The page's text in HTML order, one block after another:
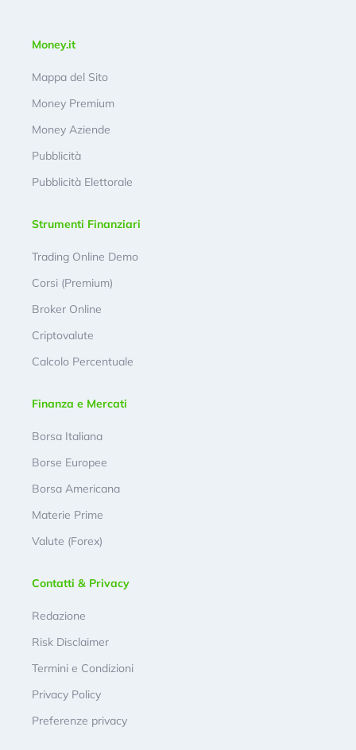
Money.it
Mappa del Sito
Money Premium
Money Aziende
Pubblicità
Pubblicità Elettorale
Strumenti Finanziari
Trading Online Demo
Corsi (Premium)
Broker Online
Criptovalute
Calcolo Percentuale
Finanza e Mercati
Borsa Italiana
Borse Europee
Borsa Americana
Materie Prime
Valute (Forex)
Contatti & Privacy
Redazione
Risk Disclaimer
Termini e Condizioni
Privacy Policy
Preferenze privacy